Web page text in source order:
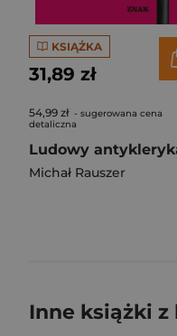
KSIĄŻKA
31,89 zł
54,99 zł - sugerowana cena
detaliczna
Michał Rauszer
Inne książki